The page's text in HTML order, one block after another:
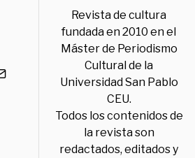
Revista de cultura
fundada en 2010 en el
Máster de Periodismo
Cultural de la
Universidad San Pablo
CEU.
Todos los contenidos de
la revista son
redactados, editados y